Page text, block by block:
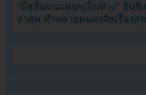
“มือสั่นจนแฟนๆเป็นห่วง” ฮันซึ
ล่าสุด ทำหลายคนสงสัยเรื่องสุ